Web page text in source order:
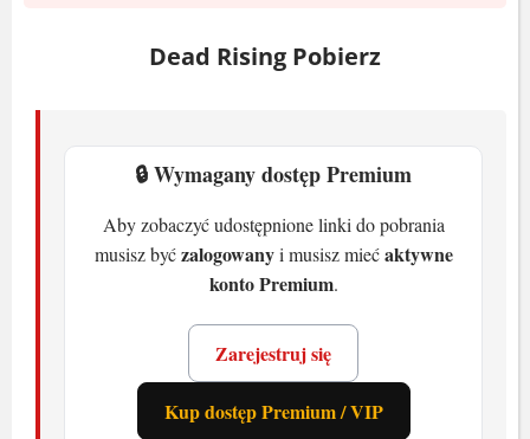
Dead Rising Pobierz
🔒 Wymagany dostęp Premium
Aby zobaczyć udostępnione linki do pobrania
musisz byćzalogowanyi musisz miećaktywne
konto Premium.
Zarejestruj się
Kup dostęp Premium / VIP